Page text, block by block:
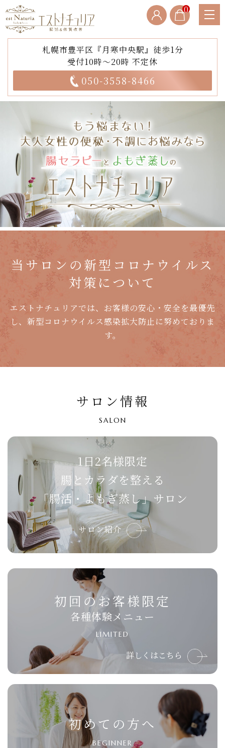
札幌市豊平区『月寒中央駅』徒歩1分
受付10時～20時 不定休
050-3558-8466
0
当サロンの新型コロナウイルス
対策について
エストナチュリアでは、お客様の安心・安全を最優先
し、 新型コロナウイルス感染拡大防止に努めておりま
す。
サロン情報
SALON
1日2名様限定
腸とカラダを整える
「腸活・よもぎ蒸し」サロン
サロン紹介
初回のお客様限定
各種体験メニュー
LIMITED
詳しくはこちら
初めての方へ
BEGINNER